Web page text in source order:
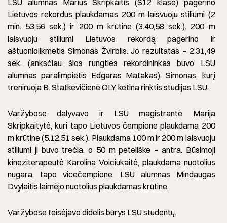
LSU alumnas Marius Skripkaitis (S12 klasė) pagerino
Lietuvos rekordus plaukdamas 200 m laisvuoju stiliumi (2
min. 53,56 sek.) ir 200 m krūtine (3.40,58 sek.). 200 m
laisvuoju stiliumi Lietuvos rekordą pagerino ir
aštuoniolikmetis Simonas Žvirblis. Jo rezultatas – 2.31,49
sek. (anksčiau šios rungties rekordininkas buvo LSU
alumnas paralimpietis Edgaras Matakas). Simonas, kurį
treniruoja B. Statkevičienė OLY, ketina rinktis studijas LSU.
Varžybose dalyvavo ir LSU magistrantė Marija
Skripkaitytė, kuri tapo Lietuvos čempione plaukdama 200
m krūtine (5.12,51 sek.). Plaukdama 100 m ir 200 m laisvuoju
stiliumi ji buvo trečia, o 50 m peteliške – antra. Būsimoji
kineziterapeutė Karolina Voiciukaitė, plaukdama nuotolius
nugara, tapo vicečempione. LSU alumnas Mindaugas
Dvylaitis laimėjo nuotolius plaukdamas krūtine.
Varžybose teisėjavo didelis būrys LSU studentų.